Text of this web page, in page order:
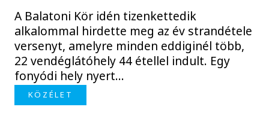
A Balatoni Kör idén tizenkettedik
alkalommal hirdette meg az év strandétele
versenyt, amelyre minden eddiginél több,
22 vendéglátóhely 44 étellel indult. Egy
fonyódi hely nyert...
KÖZÉLET